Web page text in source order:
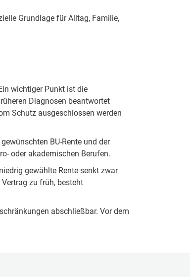
Grundlage für Alltag, Familie,
wichtiger Punkt ist die
Diagnosen beantwortet
Schutz ausgeschlossen werden
BU-Rente und der
oder akademischen Berufen.
gewählte Rente senkt zwar
zu früh, besteht
abschließbar. Vor dem